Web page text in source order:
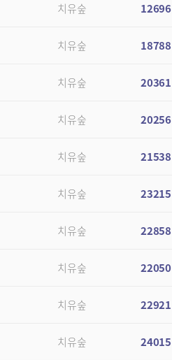
치유숲 12696
치유숲 18788
치유숲 20361
치유숲 20256
치유숲 21538
치유숲 23215
치유숲 22858
치유숲 22050
치유숲 22921
치유숲 24015